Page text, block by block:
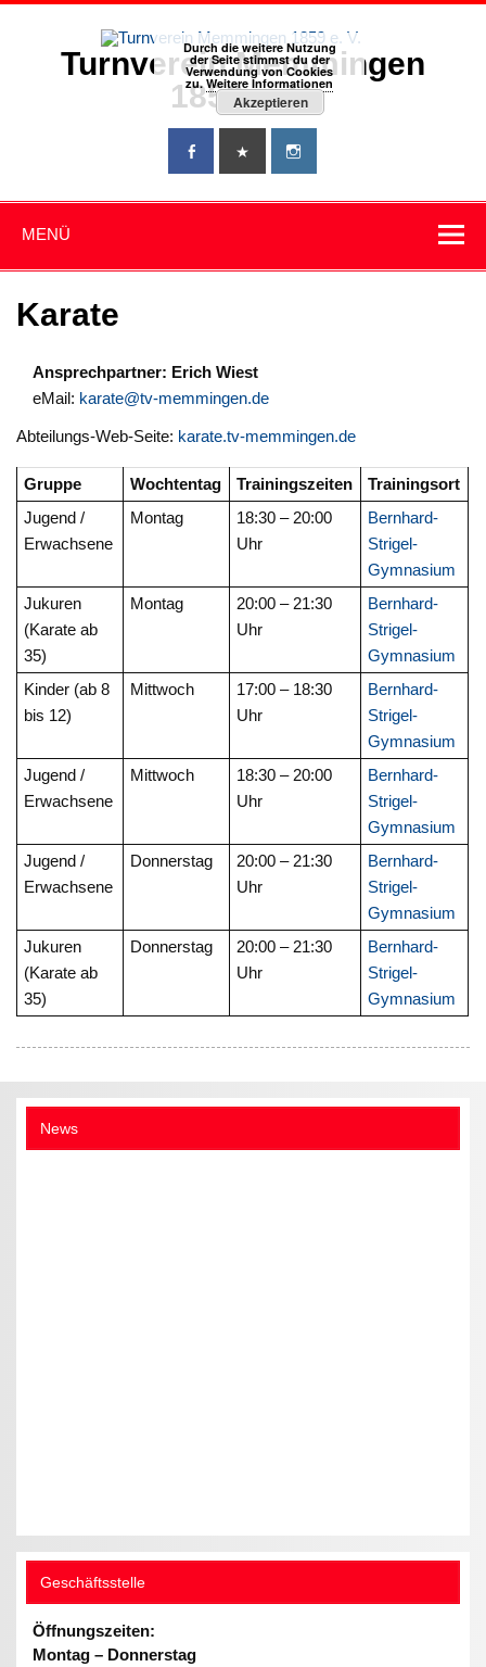
Zum
Turnverein Memmingen
1859 e. V.
MENÜ
Karate
Ansprechpartner: Erich Wiest
eMail: karate@tv-memmingen.de
Abteilungs-Web-Seite: karate.tv-memmingen.de
Gruppe Wochtentag Trainingszeiten
Trainingsort
Jugend /
Erwachsene
Montag
18:30 – 20:00
Uhr
Bernhard-
Strigel-
Gymnasium
Jukuren
(Karate ab
35)
Montag
20:00 – 21:30
Uhr
Bernhard-
Strigel-
Gymnasium
Kinder (ab 8
bis 12)
Mittwoch
17:00 – 18:30
Uhr
Bernhard-
Strigel-
Gymnasium
Jugend /
Erwachsene
Mittwoch
18:30 – 20:00
Uhr
Bernhard-
Strigel-
Gymnasium
Jugend /
Erwachsene
Donnerstag
20:00 – 21:30
Uhr
Bernhard-
Strigel-
Gymnasium
Jukuren
(Karate ab
35)
Donnerstag
20:00 – 21:30
Uhr
Bernhard-
Strigel-
Gymnasium
News
Geschäftsstelle
Öffnungszeiten:
Montag – Donnerstag
Durch die weitere Nutzung
der Seite stimmst du der
Verwendung von Cookies
zu.Weitere Informationen
Akzeptieren